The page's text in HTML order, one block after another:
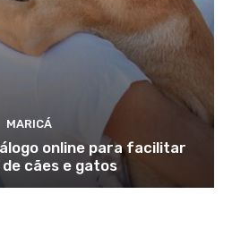
MARICÁ
online para facilitar
cães e gatos